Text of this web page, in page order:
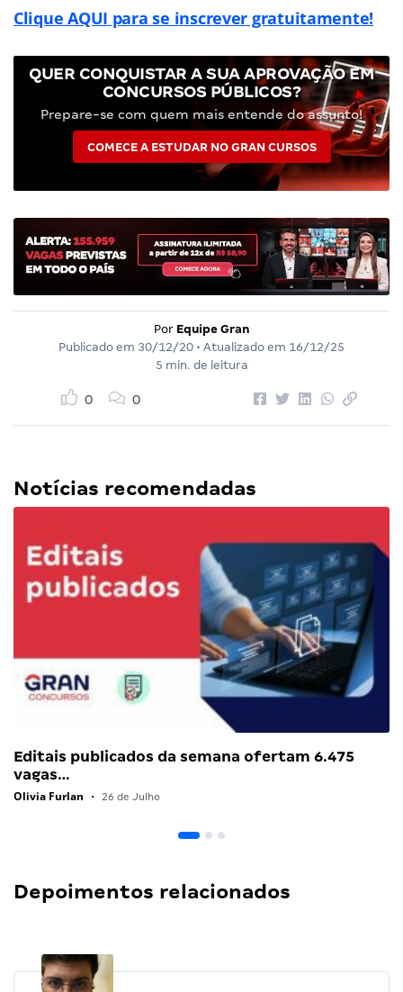
Clique AQUI para se inscrever gratuitamente!
QUER CONQUISTAR A SUA APROVAÇÃO EM
CONCURSOS PÚBLICOS?
Prepare-se com quem mais entende do assunto!
COMECE A ESTUDAR NO GRAN CURSOS
Por Equipe Gran
Publicado em 30/12/20 • Atualizado em 16/12/25
5 min. de leitura
0 0
Notícias recomendadas
Editais publicados da semana ofertam 6.475
vagas…
Olivia Furlan • 26 de Julho
Depoimentos relacionados